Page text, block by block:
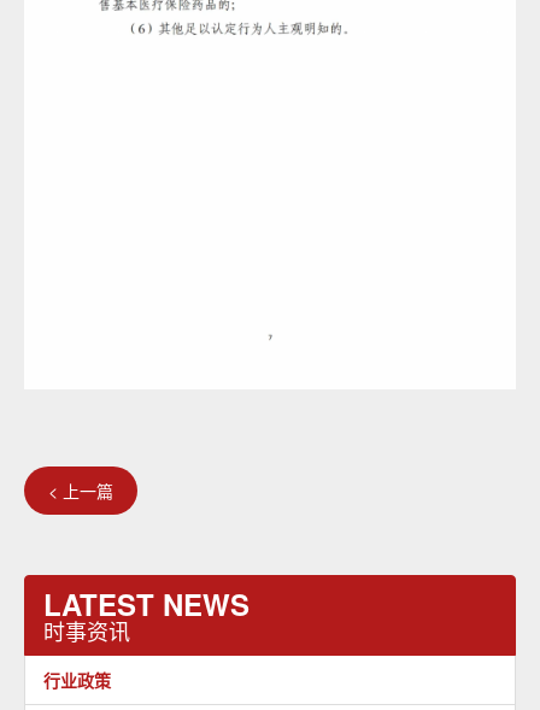
< 上一篇
LATEST NEWS
时事资讯
行业政策